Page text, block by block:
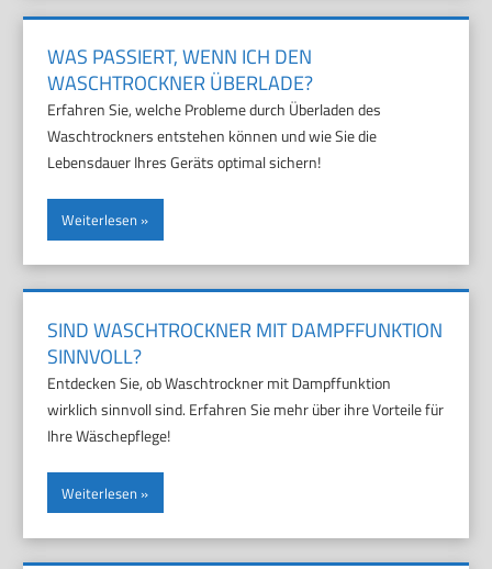
WAS PASSIERT, WENN ICH DEN
WASCHTROCKNER ÜBERLADE?
Erfahren Sie, welche Probleme durch Überladen des
Waschtrockners entstehen können und wie Sie die
Lebensdauer Ihres Geräts optimal sichern!
Weiterlesen
SIND WASCHTROCKNER MIT DAMPFFUNKTION
SINNVOLL?
Entdecken Sie, ob Waschtrockner mit Dampffunktion
wirklich sinnvoll sind. Erfahren Sie mehr über ihre Vorteile für
Ihre Wäschepflege!
Weiterlesen